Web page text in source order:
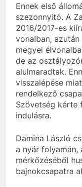
Ennek első
szezonnyitó. A
2016/2017-es
vonalban,
megyei
de az
alulmaradtak.
visszalépése
rendelkező
Szövetség kérte
indulásra.
Damina László
a nyár folyamán,
mérkőzéséből
bajnokcsapatra